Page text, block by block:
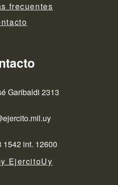
frecuentes
Garibaldi 2313
1542 int. 12600
EjercitoUy